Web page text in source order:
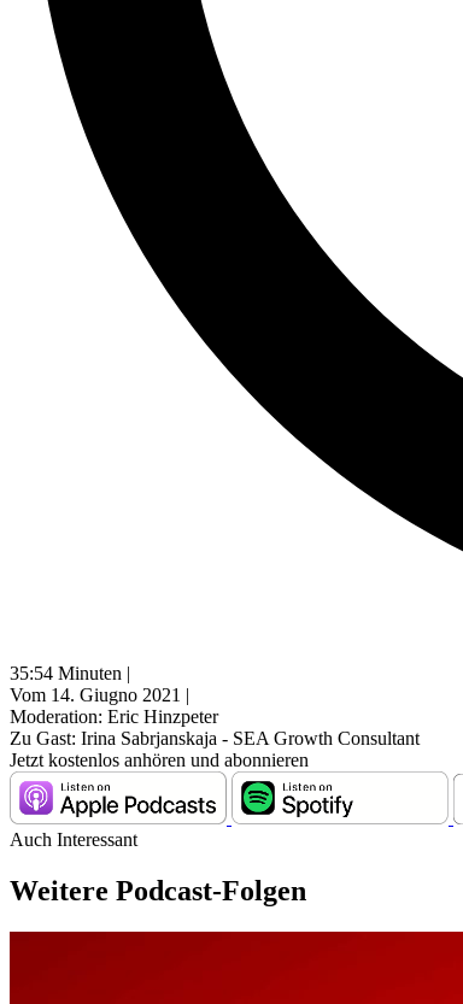
35:54 Minuten |
Vom 14. Giugno 2021 |
Moderation: Eric Hinzpeter
Zu Gast: Irina Sabrjanskaja - SEA Growth Consultant
Jetzt kostenlos anhören und abonnieren
Auch Interessant
Weitere Podcast-Folgen